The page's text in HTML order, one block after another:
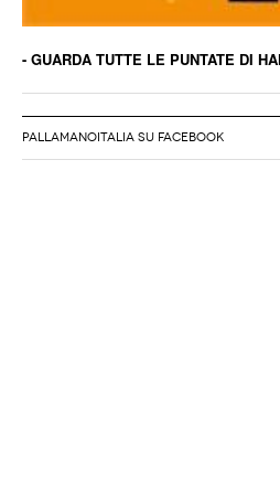
- GUARDA TUTTE LE PUNTATE DI
PALLAMANOITALIA SU FACEBOOK